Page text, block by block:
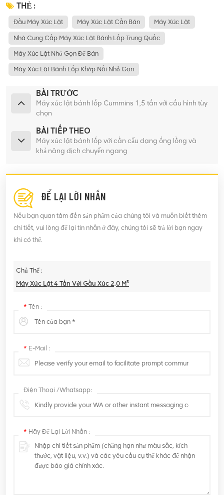
THẺ :
Đầu Máy Xúc Lật Máy Xúc Lật Cần Bán Máy Xúc Lật
Nhà Cung Cấp Máy Xúc Lật Bánh Lốp Trung Quốc
Máy Xúc Lật Nhỏ Gọn Để Bán
Máy Xúc Lật Bánh Lốp Khớp Nối Nhỏ Gọn
BÀI TRƯỚC
Máy xúc lật bánh lốp Cummins 1,5 tấn với cấu hình tùy
chọn
BÀI TIẾP THEO
Máy xúc lật bánh lốp với cần cẩu dạng ống lồng và
khả năng dịch chuyển ngang
ĐỂ LẠI LỜI NHẮN
Nếu bạn quan tâm đến sản phẩm của chúng tôi và muốn biết thêm
chi tiết, vui lòng để lại tin nhắn ở đây, chúng tôi sẽ trả lời bạn ngay
khi có thể.
Chủ Thể :
Máy Xúc Lật 4 Tấn Với Gầu Xúc 2,0 M³
* Tên :
* E-Mail :
Điện Thoại /Whatsapp:
* Hãy Để Lại Lời Nhắn :